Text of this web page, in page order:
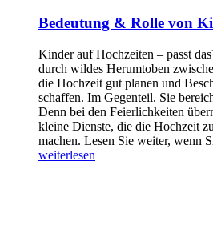
Bedeutung & Rolle von
Kinder auf Hochzeiten – passt
durch wildes Herumtoben
die Hochzeit gut planen und
schaffen. Im Gegenteil. Sie
Denn bei den Feierlichkeiten
kleine Dienste, die die Hochzeit
machen. Lesen Sie weiter, wenn
weiterlesen